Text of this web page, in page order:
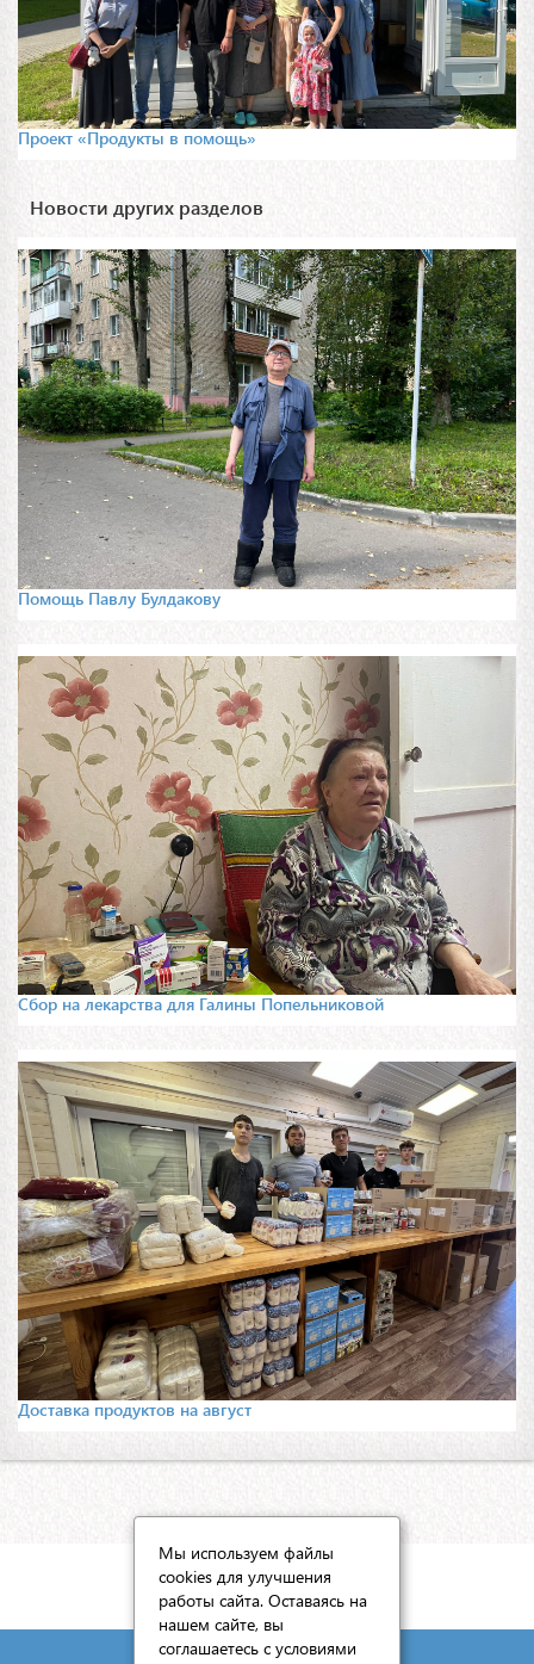
Проект «Продукты в помощь»
Новости других разделов
Помощь Павлу Булдакову
Сбор на лекарства для Галины Попельниковой
Доставка продуктов на август
КАРТА САЙТА
Мы используем файлы
cookies для улучшения
работы сайта. Оставаясь на
нашем сайте, вы
соглашаетесь с условиями